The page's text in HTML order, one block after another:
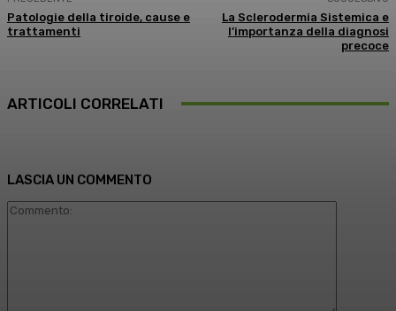
Patologie della tiroide, cause e
trattamenti
La Sclerodermia Sistemica e
l’importanza della diagnosi
precoce
ARTICOLI CORRELATI
LASCIA UN COMMENTO